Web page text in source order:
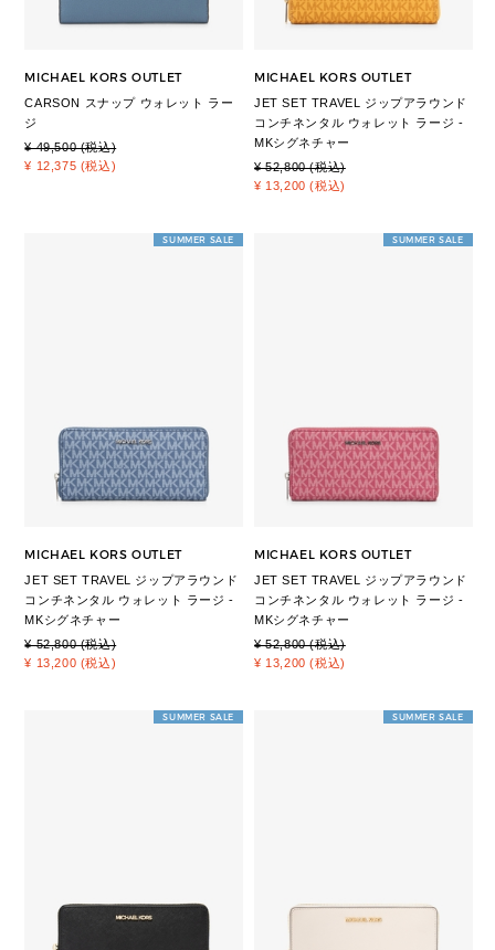
MICHAEL KORS OUTLET
CARSON スナップ ウォレット ラー
ジ
¥ 49,500 (税込)
¥ 12,375 (税込)
MICHAEL KORS OUTLET
JET SET TRAVEL ジップアラウンド
コンチネンタル ウォレット ラージ -
MKシグネチャー
¥ 52,800 (税込)
¥ 13,200 (税込)
SUMMER SALE
MICHAEL KORS OUTLET
JET SET TRAVEL ジップアラウンド
コンチネンタル ウォレット ラージ -
MKシグネチャー
¥ 52,800 (税込)
¥ 13,200 (税込)
SUMMER SALE
MICHAEL KORS OUTLET
JET SET TRAVEL ジップアラウンド
コンチネンタル ウォレット ラージ -
MKシグネチャー
¥ 52,800 (税込)
¥ 13,200 (税込)
SUMMER SALE SUMMER SALE